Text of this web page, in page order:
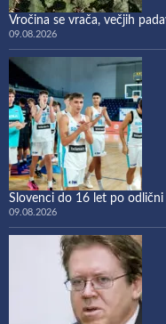
Vročina se vrača, večjih
09.08.2026
Slovenci do 16 let po
09.08.2026